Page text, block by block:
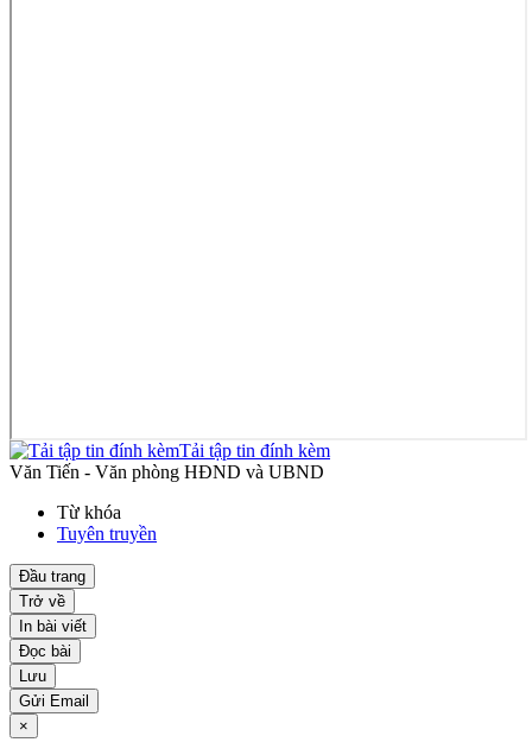
Tải tập tin đính kèm
Văn Tiến - Văn phòng HĐND và UBND
Từ khóa
Tuyên truyền
Đầu trang
Trở về
In bài viết
Đọc bài
Lưu
Gửi Email
×